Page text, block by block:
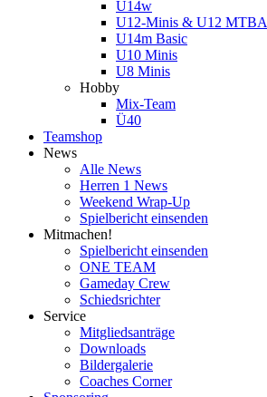
U14w
U12-Minis & U12 MTBA
U14m Basic
U10 Minis
U8 Minis
Hobby
Mix-Team
Ü40
Teamshop
News
Alle News
Herren 1 News
Weekend Wrap-Up
Spielbericht einsenden
Mitmachen!
Spielbericht einsenden
ONE TEAM
Gameday Crew
Schiedsrichter
Service
Mitgliedsanträge
Downloads
Bildergalerie
Coaches Corner